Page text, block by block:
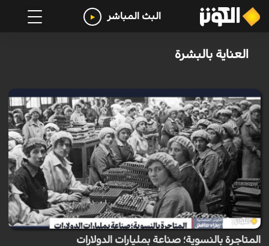
البث المباشر
العناية بالبشرة
المتاجرة بالنسوية؛ صناعة بمليارات الدولارات